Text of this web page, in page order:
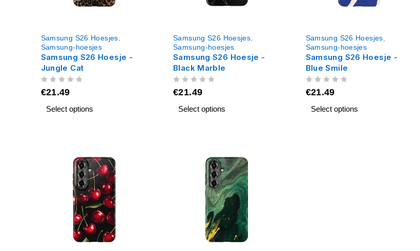
Samsung S26 Hoesjes
Samsung-hoesjes
Samsung S26 Hoesje -
Jungle Cat
€21.49
Select options
Samsung S26 Hoesjes
Samsung-hoesjes
Samsung S26 Hoesje -
Black Marble
€21.49
Select options
Samsung S26 Hoesjes
Samsung-hoesjes
Samsung S26 Hoesje -
Blue Smile
€21.49
Select options